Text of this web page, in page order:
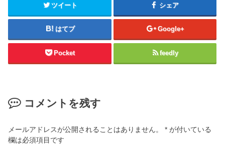
ツイート シェア
はてブ Google+
Pocket feedly
コメントを残す
メールアドレスが公開されることはありません。 * が付いている
欄は必須項目です